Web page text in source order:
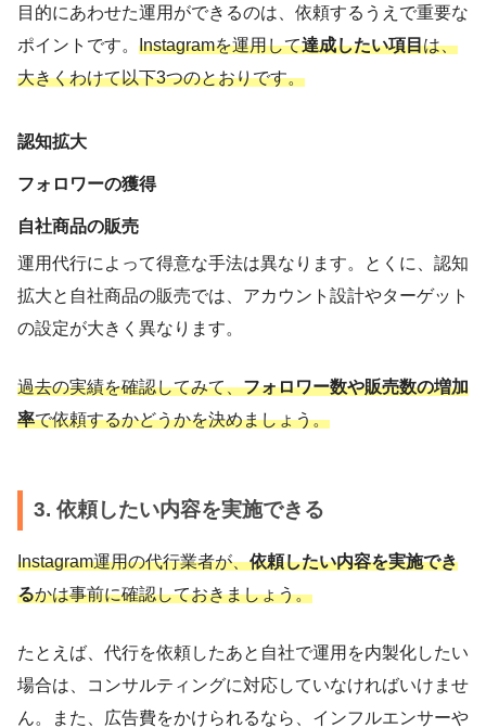
目的にあわせた運用ができるのは、依頼するうえで重要な
ポイントです。 Instagramを運用して達成したい項目は、
大きくわけて以下3つのとおりです。
認知拡大
フォロワーの獲得
自社商品の販売
運用代行によって得意な手法は異なります。とくに、認知
拡大と自社商品の販売では、アカウント設計やターゲット
の設定が大きく異なります。
過去の実績を確認してみて、フォロワー数や販売数の増加
率で依頼するかどうかを決めましょう。
3. 依頼したい内容を実施できる
Instagram運用の代行業者が、依頼したい内容を実施でき
るかは事前に確認しておきましょう。
たとえば、代行を依頼したあと自社で運用を内製化したい
場合は、コンサルティングに対応していなければいけませ
ん。また、広告費をかけられるなら、インフルエンサーや